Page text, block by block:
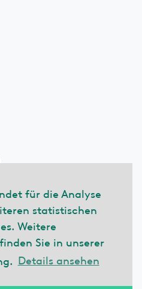
für die Analyse
statistischen
Weitere
Sie in unserer
Details ansehen